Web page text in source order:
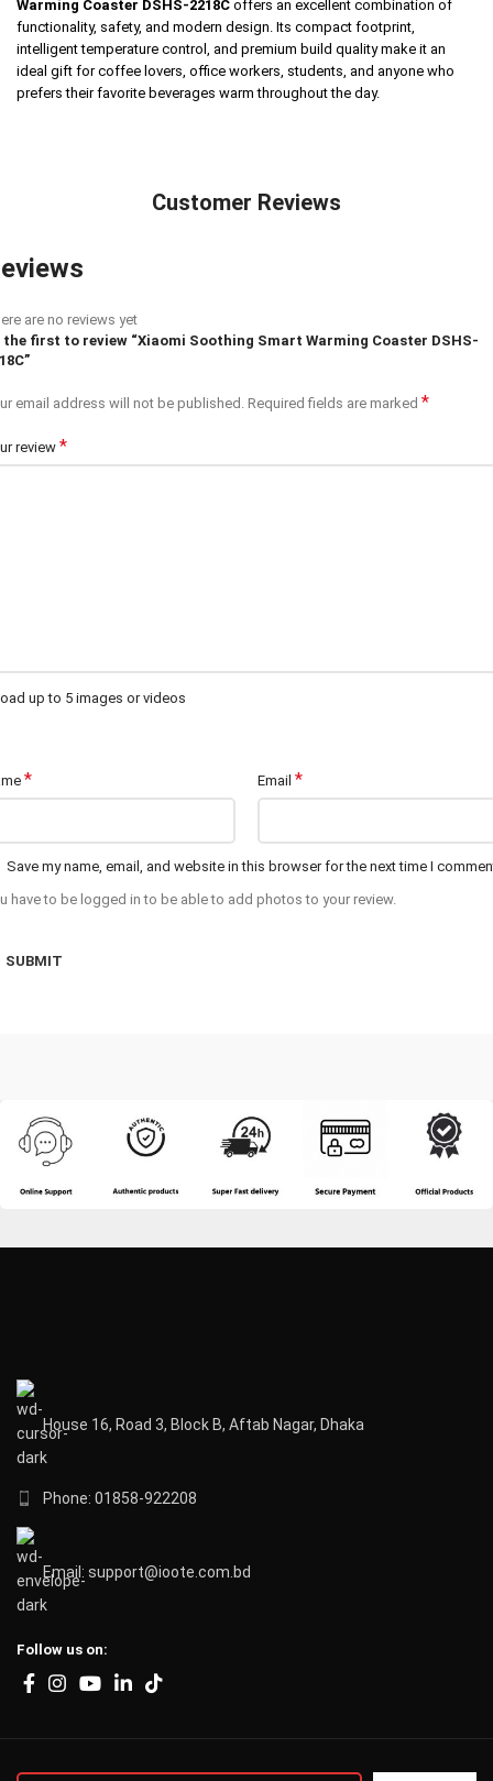
Warming Coaster DSHS-2218C offers an excellent combination of
functionality, safety, and modern design. Its compact footprint,
intelligent temperature control, and premium build quality make it an
ideal gift for coffee lovers, office workers, students, and anyone who
prefers their favorite beverages warm throughout the day.
Customer Reviews
are no reviews yet
the first to review “Xiaomi Soothing Smart Warming Coaster DSHS-
email address will not be published. Required fields are marked *
review *
up to 5 images or videos
* Email *
Save my name, email, and website in this browser for the next time I
have to be logged in to be able to add photos to your review.
House 16, Road 3, Block B, Aftab Nagar, Dhaka
Phone: 01858-922208
Email: support@ioote.com.bd
Follow us on: